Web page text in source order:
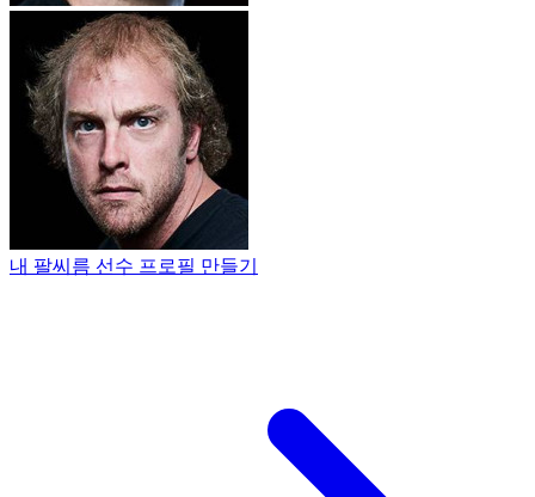
내 팔씨름 선수 프로필 만들기